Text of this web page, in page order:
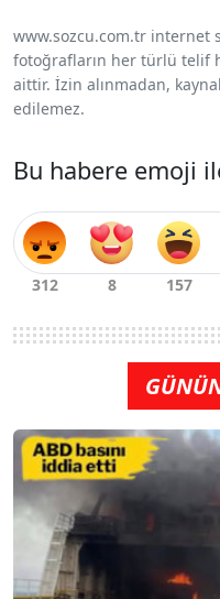
www.sozcu.com.tr internet
fotoğrafların her türlü telif
aittir. İzin alınmadan,
edilemez.
Bu habere emoji